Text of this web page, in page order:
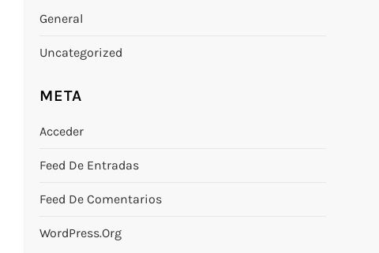
General
Uncategorized
META
Acceder
Feed De Entradas
Feed De Comentarios
WordPress.org